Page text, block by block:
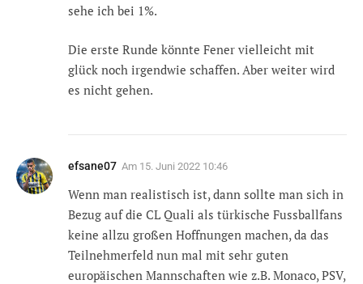
sehe ich bei 1%.
Die erste Runde könnte Fener vielleicht mit
glück noch irgendwie schaffen. Aber weiter wird
es nicht gehen.
efsane07 Am 15. Juni 2022 10:46
Wenn man realistisch ist, dann sollte man sich in
Bezug auf die CL Quali als türkische Fussballfans
keine allzu großen Hoffnungen machen, da das
Teilnehmerfeld nun mal mit sehr guten
europäischen Mannschaften wie z.B. Monaco, PSV,